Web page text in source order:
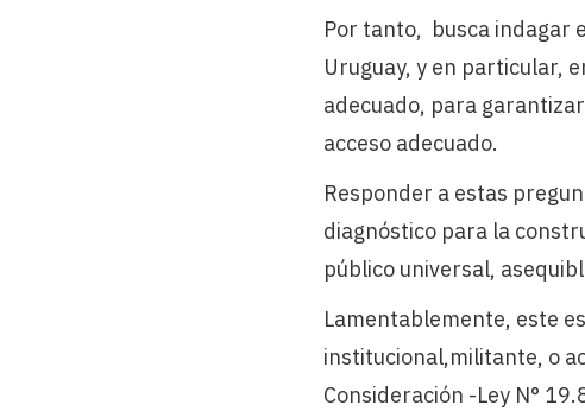
Por tanto, busca indagar
Uruguay, y en particular,
adecuado, para
acceso adecuado.
Responder a estas
diagnóstico para la
público universal,
Lamentablemente, este
institucional,militante, o
Consideración -Ley N°